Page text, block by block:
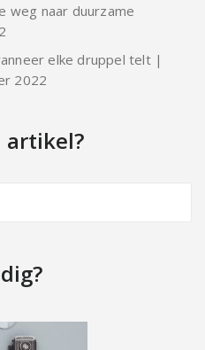
weg naar duurzame
elke druppel telt |
2022
artikel?